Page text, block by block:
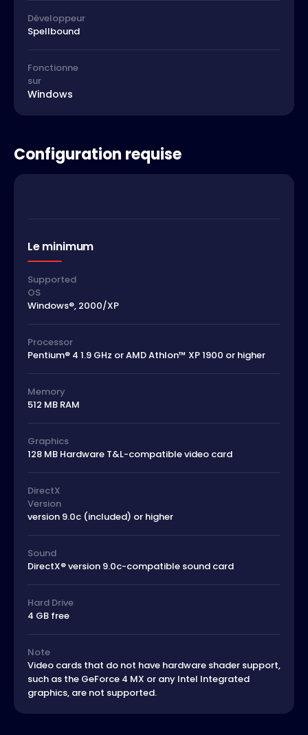
Développeur
Spellbound
Fonctionne
sur
Windows
Configuration requise
Le minimum
Supported
OS
Windows®, 2000/XP
Processor
Pentium® 4 1.9 GHz or AMD Athlon™ XP 1900 or higher
Memory
512 MB RAM
Graphics
128 MB Hardware T&L-compatible video card
DirectX
Version
version 9.0c (included) or higher
Sound
DirectX® version 9.0c-compatible sound card
Hard Drive
4 GB free
Note
Video cards that do not have hardware shader support,
such as the GeForce 4 MX or any Intel Integrated
graphics, are not supported.